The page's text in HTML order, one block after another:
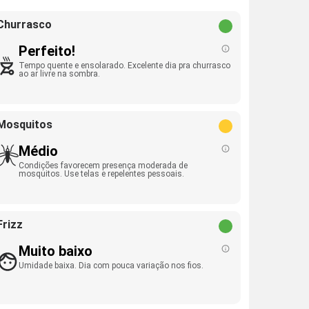
Perfeito!
Tempo quente e ensolarado. Excelente dia pra churrasco
ao ar livre na sombra.
Médio
Condições favorecem presença moderada de
mosquitos. Use telas e repelentes pessoais.
Muito baixo
Umidade baixa. Dia com pouca variação nos fios.